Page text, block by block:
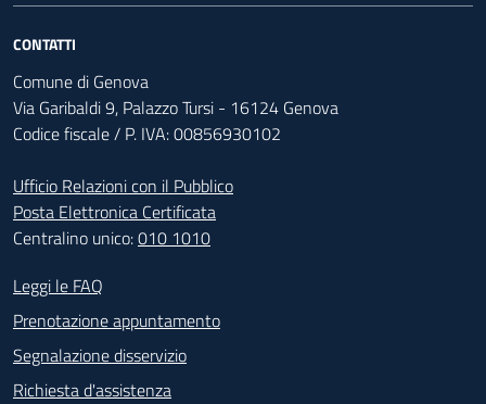
CONTATTI
Comune di Genova
Via Garibaldi 9, Palazzo Tursi - 16124 Genova
Codice fiscale / P. IVA: 00856930102
Ufficio Relazioni con il Pubblico
Posta Elettronica Certificata
Centralino unico:010 1010
Footer - Contatti
Leggi le FAQ
Prenotazione appuntamento
Segnalazione disservizio
Richiesta d'assistenza